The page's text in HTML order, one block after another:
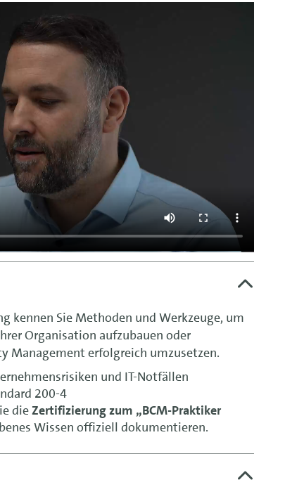
kennen Sie Methoden und Werkzeuge, um
Organisation aufzubauen oder
Management erfolgreich umzusetzen.
und IT-Notfällen
200-4
dieZertifizierung zum „BCM-Praktiker
Wissen offiziell dokumentieren.